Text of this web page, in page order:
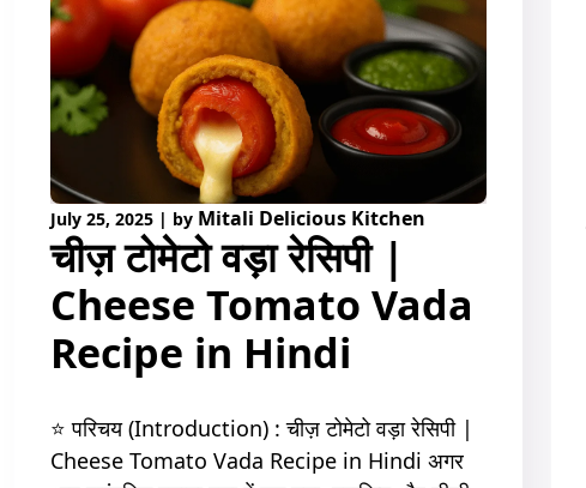
July 25, 2025 | by Mitali Delicious Kitchen
चीज़ टोमेटो वड़ा रेसिपी |
Cheese Tomato Vada
Recipe in Hindi
⭐ परिचय (Introduction) : चीज़ टोमेटो वड़ा रेसिपी |
Cheese Tomato Vada Recipe in Hindi अगर